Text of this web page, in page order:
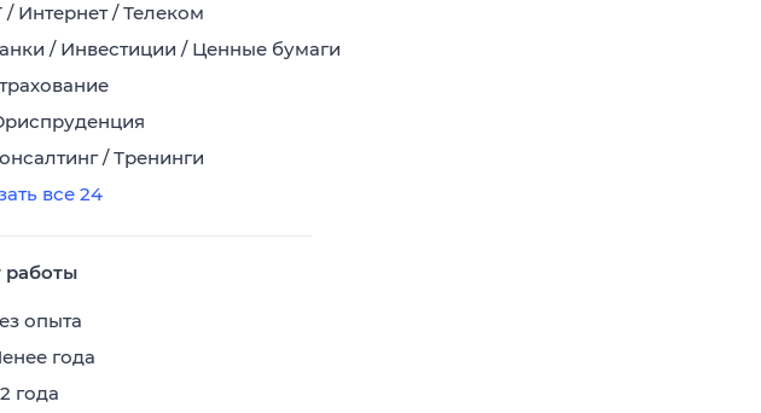
/ Интернет / Телеком
/ Инвестиции / Ценные бумаги
/ Тренинги
все 24
опыта
года
года